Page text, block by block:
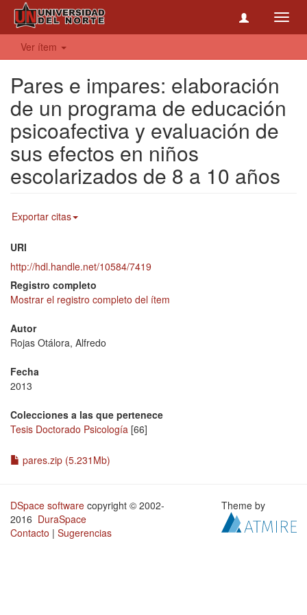
Ver ítem
Pares e impares: elaboración
de un programa de educación
psicoafectiva y evaluación de
sus efectos en niños
escolarizados de 8 a 10 años
Exportar citas
URI
http://hdl.handle.net/10584/7419
Registro completo
Mostrar el registro completo del ítem
Autor
Rojas Otálora, Alfredo
Fecha
2013
Colecciones a las que pertenece
Tesis Doctorado Psicología [66]
pares.zip (5.231Mb)
DSpace software copyright © 2002-
2016 DuraSpace
Contacto | Sugerencias
Theme by